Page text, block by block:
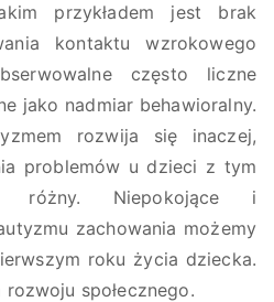
przykładem jest brak
kontaktu wzrokowego
często liczne
jako nadmiar behawioralny.
rozwija się inaczej,
problemów u dzieci z tym
różny. Niepokojące i
zachowania możemy
roku życia dziecka.
społecznego.